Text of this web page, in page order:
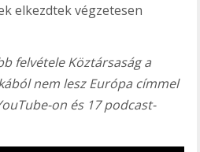
elkezdtek végzetesen
felvétele Köztársaság a
nem lesz Európa címmel
on és 17 podcast-